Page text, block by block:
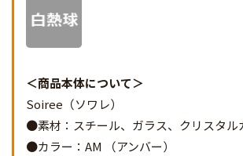
商品本体について
Soiree（ソワレ）
●素材：スチール、ガラス、クリスタル
●カラー：AM （アンバー）